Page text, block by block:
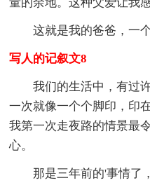
这就是我的爸爸，一个
写人的记叙文8
我们的生活中，有过许
一次就像一个个脚印，印
我第一次走夜路的情景最
心。
那是三年前的'事情了